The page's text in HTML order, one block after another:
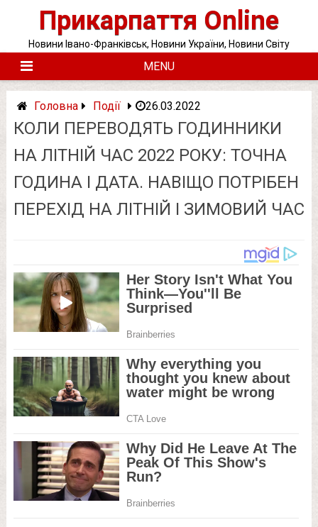
Прикарпаття Online
Новини Івано-Франківськ, Новини України, Новини Світу
MENU
Головна Події 26.03.2022
КОЛИ ПЕРЕВОДЯТЬ ГОДИННИКИ
НА ЛІТНІЙ ЧАС 2022 РОКУ: ТОЧНА
ГОДИНА І ДАТА. НАВІЩО ПОТРІБЕН
ПЕРЕХІД НА ЛІТНІЙ І ЗИМОВИЙ ЧАС